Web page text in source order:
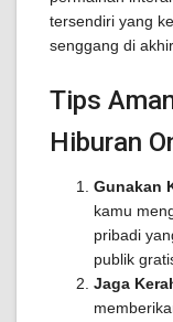
tersendiri yang
senggang di
Tips
Hiburan
Gunakan
kamu
pribadi
publik
Jaga